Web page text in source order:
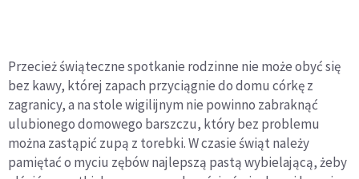
Przecież świąteczne spotkanie rodzinne nie może obyć się
bez kawy, której zapach przyciągnie do domu córkę z
zagranicy, a na stole wigilijnym nie powinno zabraknąć
ulubionego domowego barszczu, który bez problemu
można zastąpić zupą z torebki. W czasie świąt należy
pamiętać o myciu zębów najlepszą pastą wybielającą, żeby